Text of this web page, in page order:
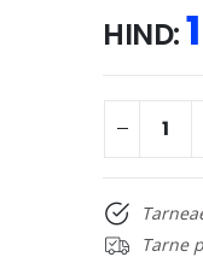
HIND:
Tarne